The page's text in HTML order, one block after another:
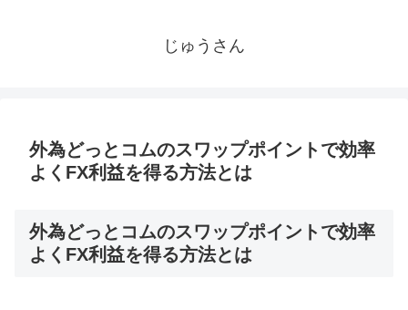
じゅうさん
外為どっとコムのスワップポイントで効率
よくFX利益を得る方法とは
外為どっとコムのスワップポイントで効率
よくFX利益を得る方法とは